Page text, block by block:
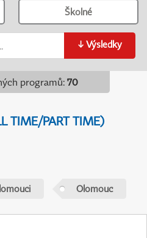
Školné
↓ Výsledky
programů: 70
TIME/PART TIME)
Olomouc